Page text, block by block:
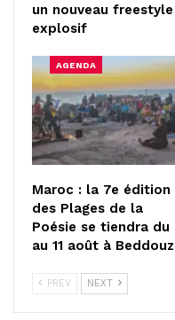
un nouveau freestyle
explosif
AGENDA
Maroc : la 7e édition
des Plages de la
Poésie se tiendra du
au 11 août à
PREV NEXT